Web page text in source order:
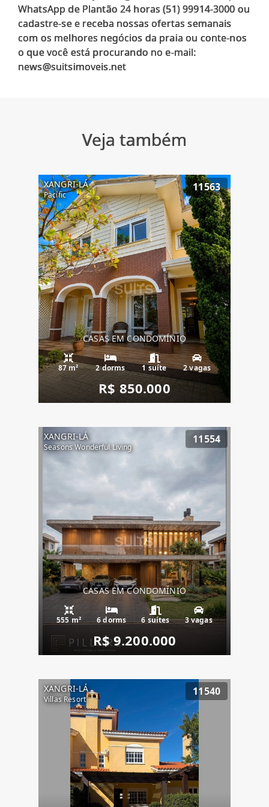
WhatsApp de Plantão 24 horas (51) 99914-3000 ou
cadastre-se e receba nossas ofertas semanais
com os melhores negócios da praia ou conte-nos
o que você está procurando no e-mail:
Veja também
XANGRI-LÁ
Pacific
11563
CASAS EM CONDOMÍNIO
87 m² 2 dorms 1 suíte 2 vagas
R$ 850.000
XANGRI-LÁ
Seasons Wonderful Living
11554
CASAS EM CONDOMÍNIO
555 m² 6 dorms 6 suítes 3 vagas
R$ 9.200.000
XANGRI-LÁ
Villas Resort
11540